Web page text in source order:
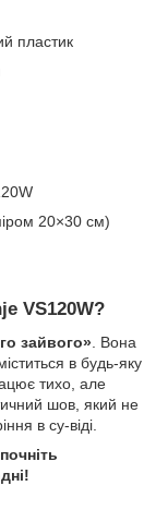
пластик
20×30 см)
VS120W?
зайвого» . Вона
в будь-яку
тихо, але
шов, який не
в су-віді.